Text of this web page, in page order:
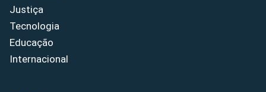
Justiça
Tecnologia
Educação
Internacional